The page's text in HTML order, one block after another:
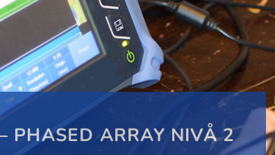
PHASED ARRAY NIVÅ 2